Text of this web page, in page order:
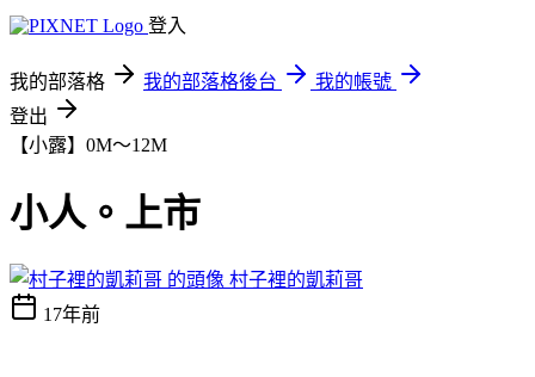
登入
我的部落格 我的部落格後台
我的帳號
登出
【小露】0M～12M
小人。上市
村子裡的凱莉哥
17年前